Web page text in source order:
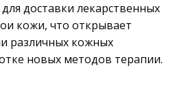
доставки лекарственных
кожи, что открывает
различных кожных
новых методов терапии.